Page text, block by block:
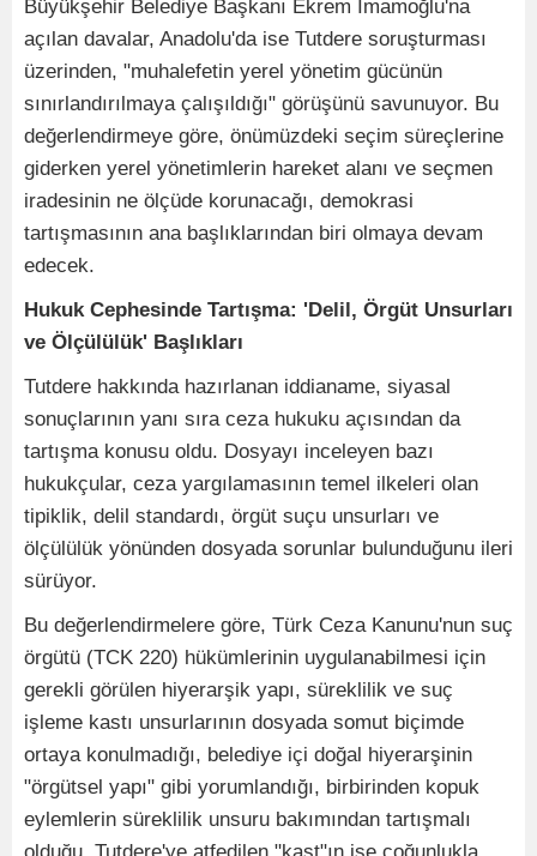
Büyükşehir Belediye Başkanı Ekrem İmamoğlu'na
açılan davalar, Anadolu'da ise Tutdere soruşturması
üzerinden, "muhalefetin yerel yönetim gücünün
sınırlandırılmaya çalışıldığı" görüşünü savunuyor. Bu
değerlendirmeye göre, önümüzdeki seçim süreçlerine
giderken yerel yönetimlerin hareket alanı ve seçmen
iradesinin ne ölçüde korunacağı, demokrasi
tartışmasının ana başlıklarından biri olmaya devam
edecek.
Hukuk Cephesinde Tartışma: 'Delil, Örgüt Unsurları
ve Ölçülülük' Başlıkları
Tutdere hakkında hazırlanan iddianame, siyasal
sonuçlarının yanı sıra ceza hukuku açısından da
tartışma konusu oldu. Dosyayı inceleyen bazı
hukukçular, ceza yargılamasının temel ilkeleri olan
tipiklik, delil standardı, örgüt suçu unsurları ve
ölçülülük yönünden dosyada sorunlar bulunduğunu ileri
sürüyor.
Bu değerlendirmelere göre, Türk Ceza Kanunu'nun suç
örgütü (TCK 220) hükümlerinin uygulanabilmesi için
gerekli görülen hiyerarşik yapı, süreklilik ve suç
işleme kastı unsurlarının dosyada somut biçimde
ortaya konulmadığı, belediye içi doğal hiyerarşinin
"örgütsel yapı" gibi yorumlandığı, birbirinden kopuk
eylemlerin süreklilik unsuru bakımından tartışmalı
olduğu, Tutdere'ye atfedilen "kast"ın ise çoğunlukla